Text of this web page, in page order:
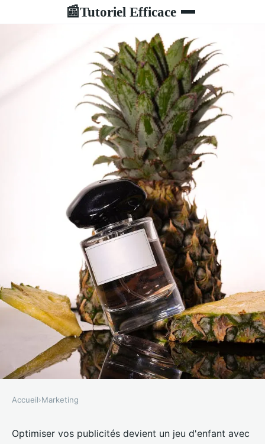
📰Tutoriel Efficace
Optimisez vos publicités avec
Accueil›Marketing
Optimiser vos publicités devient un jeu d'enfant avec